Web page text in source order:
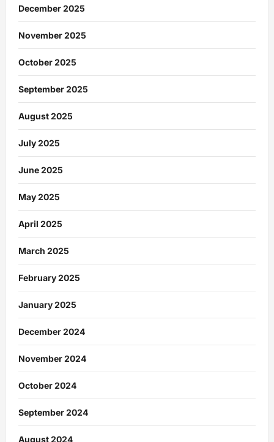
December 2025
November 2025
October 2025
September 2025
August 2025
July 2025
June 2025
May 2025
April 2025
March 2025
February 2025
January 2025
December 2024
November 2024
October 2024
September 2024
August 2024